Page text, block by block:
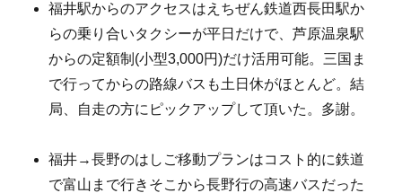
福井駅からのアクセスはえちぜん鉄道西長田駅か
らの乗り合いタクシーが平日だけで、芦原温泉駅
からの定額制(小型3,000円)だけ活用可能。三国ま
で行ってからの路線バスも土日休がほとんど。結
局、自走の方にピックアップして頂いた。多謝。
福井→長野のはしご移動プランはコスト的に鉄道
で富山まで行きそこから長野行の高速バスだった